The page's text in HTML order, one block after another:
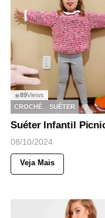
◉89Views
CROCHÊ
SUÉTER
Suéter Infantil
08/10/2024
Veja Mais